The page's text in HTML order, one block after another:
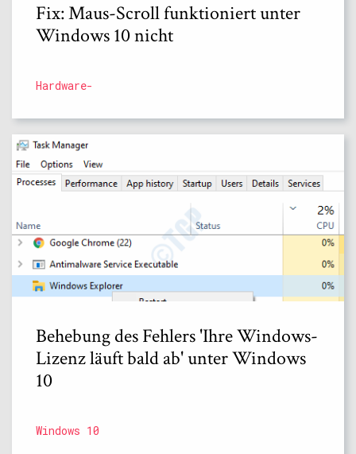
Fix: Maus-Scroll funktioniert unter
Windows 10 nicht
Hardware-
Behebung des Fehlers 'Ihre Windows-
Lizenz läuft bald ab' unter Windows
10
Windows 10